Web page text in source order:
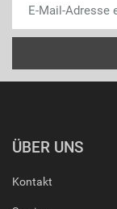
ÜBER UNS
Kontakt